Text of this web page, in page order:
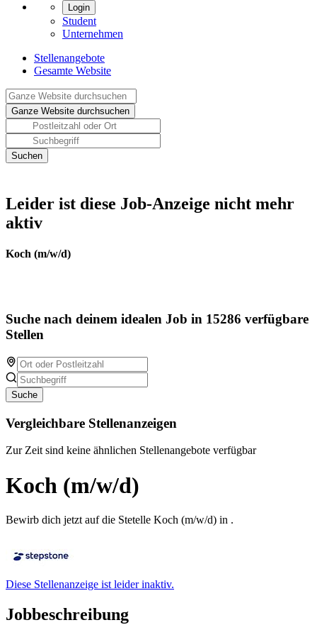
Login
Student
Unternehmen
Stellenangebote
Gesamte Website
Leider ist diese Job-Anzeige nicht mehr
aktiv
Koch (m/w/d)
Suche nach deinem idealen Job in 15286 verfügbare
Stellen
Suche
Vergleichbare Stellenanzeigen
Zur Zeit sind keine ähnlichen Stellenangebote verfügbar
Koch (m/w/d)
Bewirb dich jetzt auf die Stetelle Koch (m/w/d) in .
Diese Stellenanzeige ist leider inaktiv.
Jobbeschreibung